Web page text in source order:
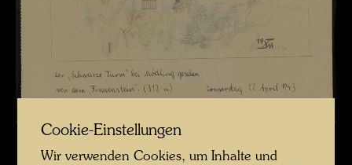
Cookie-Einstellungen
Wir verwenden Cookies, um Inhalte und